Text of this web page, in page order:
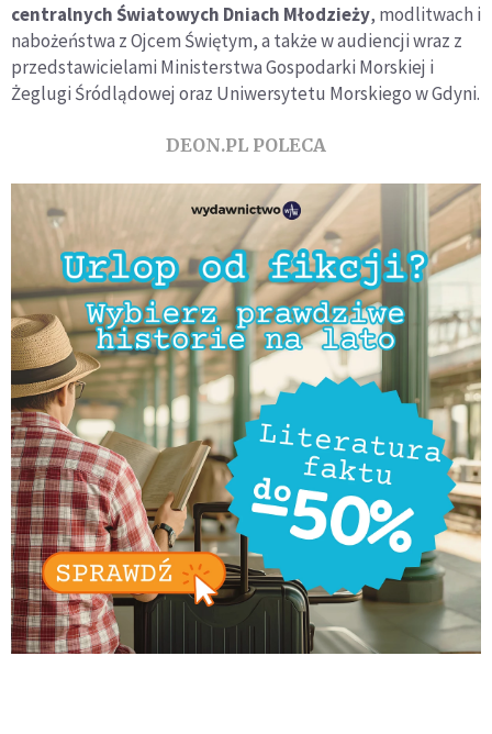
centralnych Światowych Dniach Młodzieży, modlitwach i
nabożeństwa z Ojcem Świętym, a także w audiencji wraz z
przedstawicielami Ministerstwa Gospodarki Morskiej i
Żeglugi Śródlądowej oraz Uniwersytetu Morskiego w Gdyni.
DEON.PL POLECA